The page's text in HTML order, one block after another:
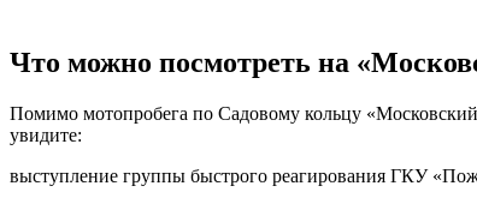
Что можно посмотреть на
Помимо мотопробега по Садовому кольцу
увидите:
выступление группы быстрого реагирования ГКУ